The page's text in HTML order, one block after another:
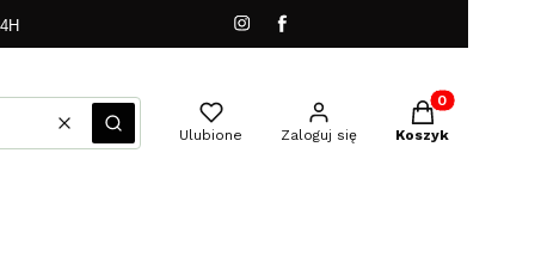
WyczyśćSzukaj Ulubione Zaloguj się
Produkty w
Koszyk